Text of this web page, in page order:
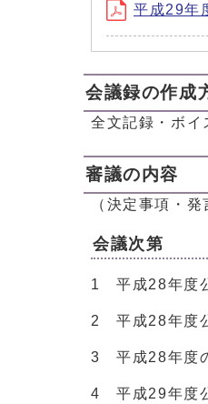
平成29年
会議録の作成
全文記録・ボイ
審議の内容
（決定事項・
会議次第
1 平成28年度
2 平成28年度
3 平成28年度
4 平成29年度